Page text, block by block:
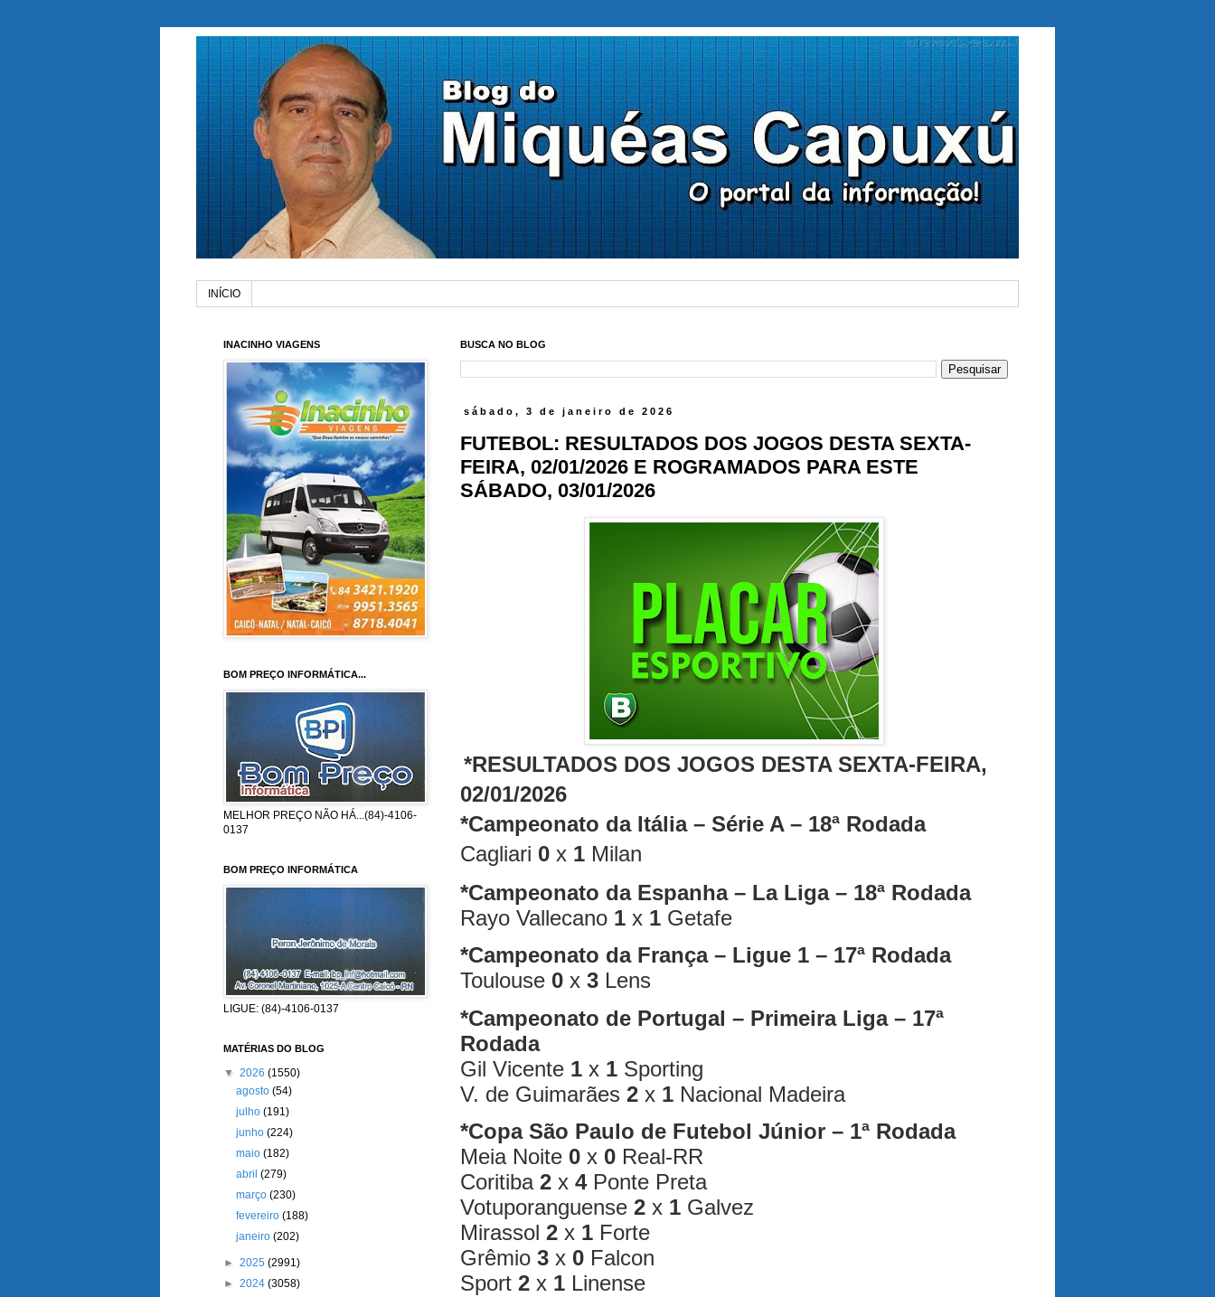
INÍCIO
BUSCA NO BLOG
sábado, 3 de janeiro de 2026
FUTEBOL: RESULTADOS DOS JOGOS DESTA SEXTA-
FEIRA, 02/01/2026 E ROGRAMADOS PARA ESTE
SÁBADO, 03/01/2026
*RESULTADOS DOS JOGOS DESTA SEXTA-FEIRA,
02/01/2026
*Campeonato da Itália – Série A – 18ª Rodada
Cagliari 0 x 1 Milan
*Campeonato da Espanha – La Liga – 18ª Rodada
Rayo Vallecano 1 x 1 Getafe
*Campeonato da França – Ligue 1 – 17ª Rodada
Toulouse 0 x 3 Lens
*Campeonato de Portugal – Primeira Liga – 17ª
Rodada
Gil Vicente 1 x 1 Sporting
V. de Guimarães 2 x 1 Nacional Madeira
*Copa São Paulo de Futebol Júnior – 1ª Rodada
Meia Noite 0 x 0 Real-RR
Coritiba 2 x 4Ponte Preta
Votuporanguense 2 x 1 Galvez
Mirassol 2 x 1 Forte
Grêmio 3 x 0 Falcon
Sport 2 x 1 Linense
INACINHO VIAGENS
BOM PREÇO INFORMÁTICA...
MELHOR PREÇO NÃO HÁ...(84)-4106-
0137
BOM PREÇO INFORMÁTICA
LIGUE: (84)-4106-0137
MATÉRIAS DO BLOG
▼ 2026 (1550)
agosto(54)
julho(191)
junho(224)
maio(182)
abril(279)
março(230)
fevereiro(188)
janeiro(202)
► 2025 (2991)
► 2024 (3058)